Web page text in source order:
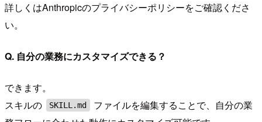
詳しくはAnthropicのプライバシーポリシーをご確認くださ
い。
Q. 自分の業務にカスタマイズできる？
できます。
スキルの
SKILL.md
ファイルを編集することで、自分の業